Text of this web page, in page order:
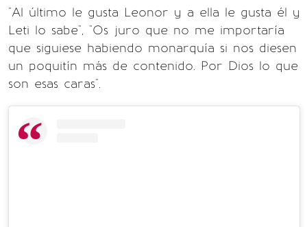
"Al último le gusta Leonor y a ella le gusta él y
Leti lo sabe", "Os juro que no me importaría
que siguiese habiendo monarquía si nos diesen
un poquitín más de contenido. Por Dios lo que
son esas caras".